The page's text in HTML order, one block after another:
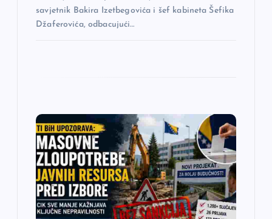
savjetnik Bakira Izetbegovića i šef kabineta Šefika
Džaferovića, odbacujući…